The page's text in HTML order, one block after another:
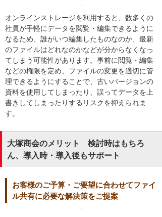
オンラインストレージを利用すると、数多くの
社員が手軽にデータを閲覧・編集できるように
なるため、誰がいつ編集したものなのか、最新
のファイルはどれなのかなどが分からなくなっ
てしまう可能性があります。事前に閲覧・編集
などの権限を定め、ファイルの変更を適切に管
理できるようにすることで、古いバージョンの
資料を使用してしまったり、誤ってデータを上
書きしてしまったりするリスクを抑えられま
す。
大塚商会のメリット 検討時はもちろ
ん、導入時・導入後もサポート
お客様のご予算・ご要望に合わせてファイ
ル共有に必要な解決策をご提案